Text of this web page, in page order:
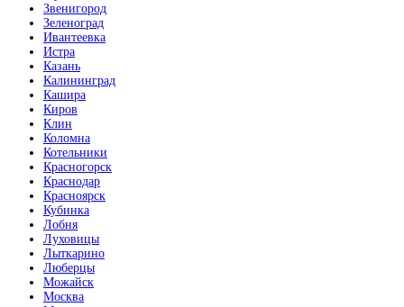
Звенигород
Зеленоград
Ивантеевка
Истра
Казань
Калининград
Кашира
Киров
Клин
Коломна
Котельники
Красногорск
Краснодар
Красноярск
Кубинка
Лобня
Луховицы
Лыткарино
Люберцы
Можайск
Москва